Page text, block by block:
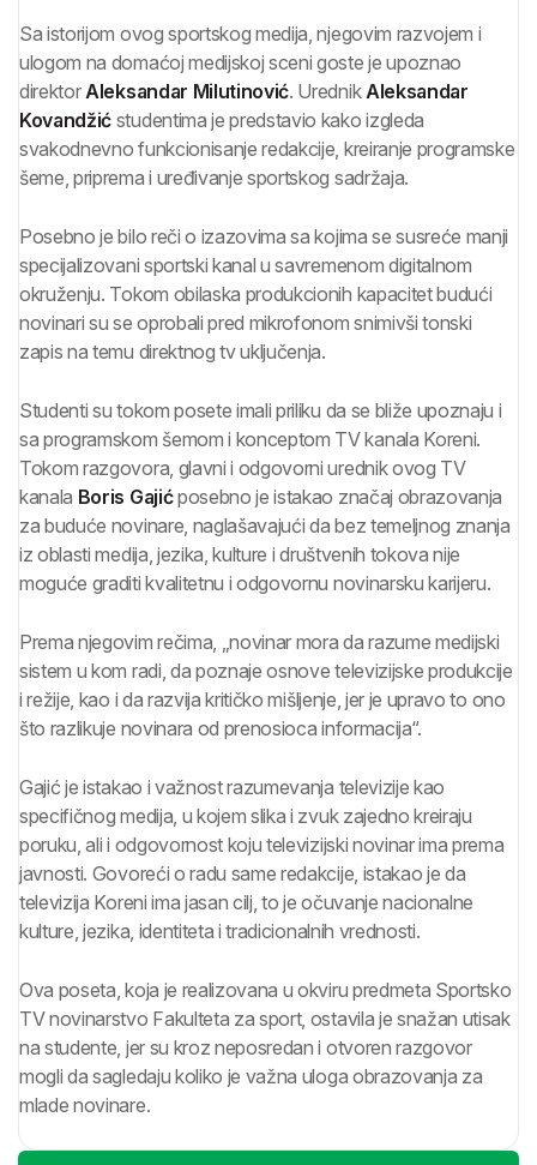
Sa istorijom ovog sportskog medija, njegovim razvojem i
ulogom na domaćoj medijskoj sceni goste je upoznao
direktorAleksandar Milutinović. UrednikAleksandar
Kovandžić studentima je predstavio kako izgleda
svakodnevno funkcionisanje redakcije, kreiranje programske
šeme, priprema i uređivanje sportskog sadržaja.
Posebno je bilo reči o izazovima sa kojima se susreće manji
specijalizovani sportski kanal u savremenom digitalnom
okruženju. Tokom obilaska produkcionih kapacitet budući
novinari su se oprobali pred mikrofonom snimivši tonski
zapis na temu direktnog tv uključenja.
Studenti su tokom posete imali priliku da se bliže upoznaju i
sa programskom šemom i konceptom TV kanala Koreni.
Tokom razgovora, glavni i odgovorni urednik ovog TV
kanala Boris Gajićposebno je istakao značaj obrazovanja
za buduće novinare, naglašavajući da bez temeljnog znanja
iz oblasti medija, jezika, kulture i društvenih tokova nije
moguće graditi kvalitetnu i odgovornu novinarsku karijeru.
Prema njegovim rečima, „novinar mora da razume medijski
sistem u kom radi, da poznaje osnove televizijske produkcije
i režije, kao i da razvija kritičko mišljenje, jer je upravo to ono
što razlikuje novinara od prenosioca informacija“.
Gajić je istakao i važnost razumevanja televizije kao
specifičnog medija, u kojem slika i zvuk zajedno kreiraju
poruku, ali i odgovornost koju televizijski novinar ima prema
javnosti. Govoreći o radu same redakcije, istakao je da
televizija Koreni ima jasan cilj, to je očuvanje nacionalne
kulture, jezika, identiteta i tradicionalnih vrednosti.
Ova poseta, koja je realizovana u okviru predmeta Sportsko
TV novinarstvo Fakulteta za sport, ostavila je snažan utisak
na studente, jer su kroz neposredan i otvoren razgovor
mogli da sagledaju koliko je važna uloga obrazovanja za
mlade novinare.